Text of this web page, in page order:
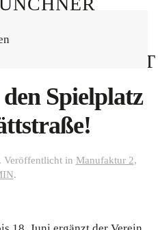
Spielplatz
. Veröffentlicht in Manufaktur 2,
.